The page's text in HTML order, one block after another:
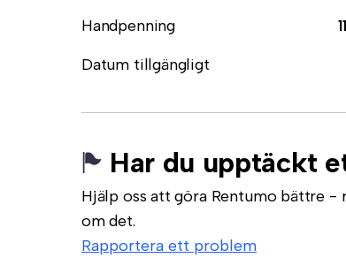
Handpenning
Datum tillgängligt
Har du upptäckt
Hjälp oss att göra Rentumo bättre
om det.
Rapportera ett problem